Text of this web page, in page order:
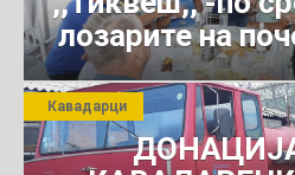
лозарите на
јули
Кавадарци